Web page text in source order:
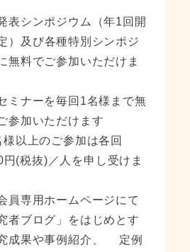
表シンポジウム（年1回開
）及び各種特別シンポジ
無料でご参加いただけま
ミナーを毎回1名様まで無
参加いただけます
様以上のご参加は各回
円(税抜)／人を申し受けま
員専用ホームページにて
者ブログ」をはじめとす
成果や事例紹介、
定例